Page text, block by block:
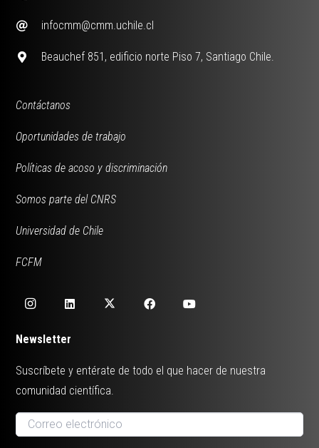
infocmm@cmm.uchile.cl
Beauchef 851, edificio norte Piso 7, Santiago Chile.
Contáctanos
Oportunidades de trabajo
Políticas de acoso y discriminación
Somos parte del CNRS
Universidad de Chile
FCFM
Newsletter
Suscríbete y entérate de todo el que hacer de nuestra
comunidad científica.